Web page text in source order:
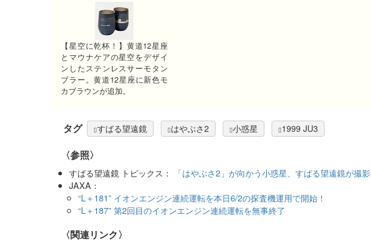
【星空に乾杯！】黄道12星座
とマウナケアの星空をデザイ
ンしたステンレスサーモタン
ブラー。黄道12星座に新色モ
カブラウンが追加。
タグ すばる望遠鏡 はやぶさ2 小惑星 1999 JU3
〈参照〉
すばる望遠鏡 トピックス：
「はやぶさ2」が向かう小惑星、すばる望遠鏡が撮影
JAXA：
“L＋181” イオンエンジン連続運転を本日6/2の探査機運用で開始！
“L＋187” 第2回目のイオンエンジン連続運転を無事終了
〈関連リンク〉